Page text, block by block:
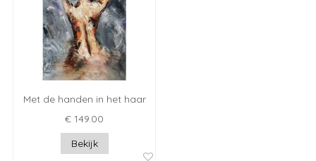
Met de handen in het haar
€ 149.00
Bekijk